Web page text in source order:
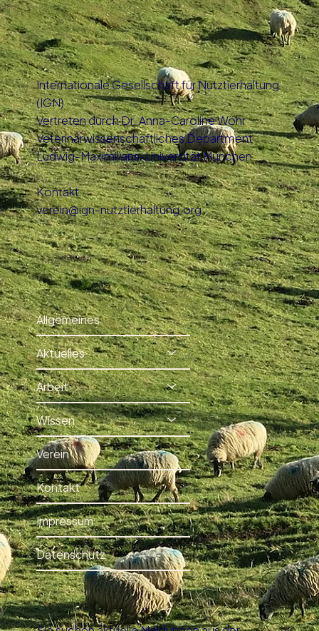
Internationale Gesellschaft für Nutztierhaltung
(IGN)
Vertreten durch Dr. Anna-Caroline Wöhr
Veterinärwissenschaftliches Department
Ludwig-Maximilians-Universität München
Kontakt
verein@ign-nutztierhaltung.org
Allgemeines
Aktuelles
Arbeit
Wissen
Verein
Kontakt
Impressum
Datenschutz